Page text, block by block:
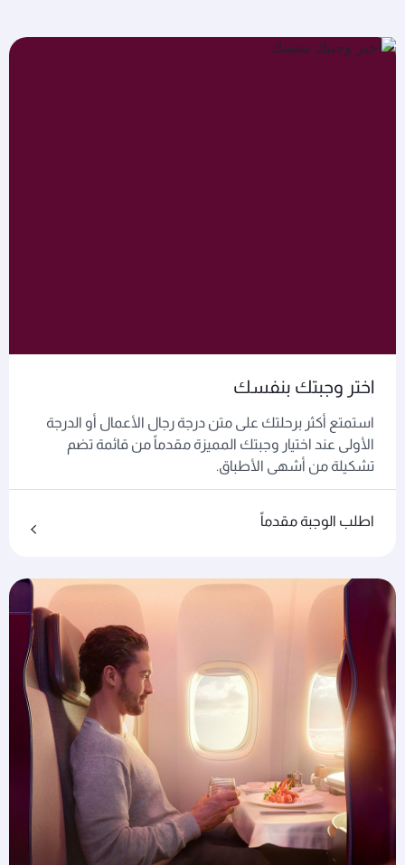
اختر وجبتك بنفسك
استمتع أكثر برحلتك على متن درجة رجال الأعمال أو الدرجة
الأولى عند اختيار وجبتك المميزة مقدماً من قائمة تضم
تشكيلة من أشهى الأطباق.
اطلب الوجبة مقدماً